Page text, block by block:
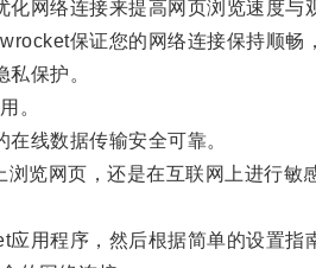
络连接来提高网页浏览速度与
保证您的网络连接保持顺畅
保护。
。
线数据传输安全可靠。
网页，还是在互联网上进行敏感
程序，然后根据简单的设置指